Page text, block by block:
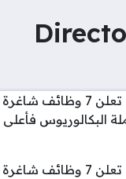
شركة علم تعلن 7 وظائف شاغرة